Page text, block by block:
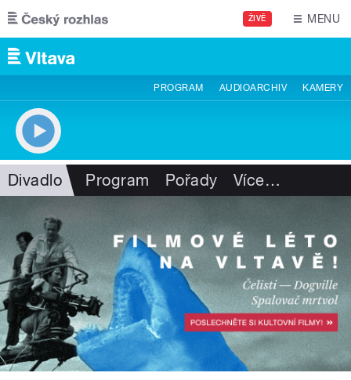
Přejít k hlavnímu obsahu
ŽIVĚ MENU
PROGRAM AUDIOARCHIV KAMERY
Divadlo Program Pořady Více…